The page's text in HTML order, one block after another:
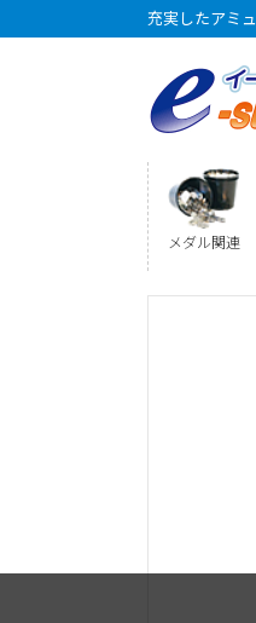
充実したアミ
メダル関連